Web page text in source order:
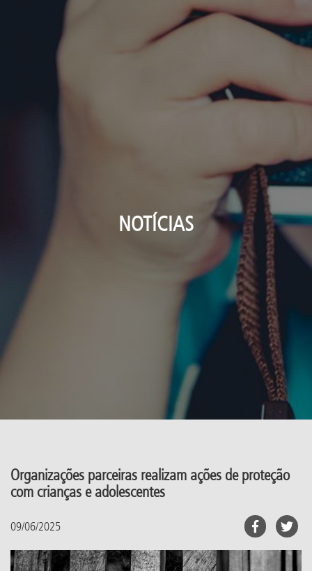
NOTÍCIAS
Organizações parceiras realizam ações de proteção
com crianças e adolescentes
09/06/2025